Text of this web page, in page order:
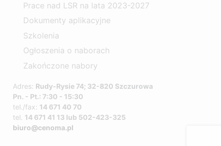
Prace nad LSR na lata 2023-2027
Dokumenty aplikacyjne
Szkolenia
Ogłoszenia o naborach
Zakończone nabory
Adres: Rudy-Rysie 74; 32-820 Szczurowa
Pn. - Pt.: 7:30 - 15:30
tel./fax: 14 671 40 70
tel. 14 671 41 13 lub 502-423-325
biuro@cenoma.pl